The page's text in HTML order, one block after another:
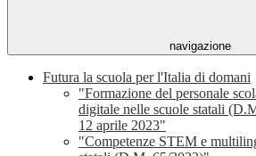
navigazione
Futura la scuola per l'Italia di domani
"Formazione del personale
digitale nelle scuole statali
12 aprile 2023"
"Competenze STEM e